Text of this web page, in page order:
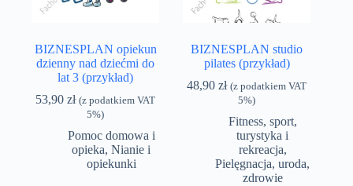
BIZNESPLAN opiekun
dzienny nad dziećmi do
lat 3 (przykład)
53,90zł (z podatkiem VAT
5%)
Pomoc domowa i
opieka,Nianie i
opiekunki
BIZNESPLAN studio
pilates (przykład)
48,90zł (z podatkiem VAT
5%)
Fitness, sport,
turystyka i
rekreacja,
Pielęgnacja, uroda,
zdrowie